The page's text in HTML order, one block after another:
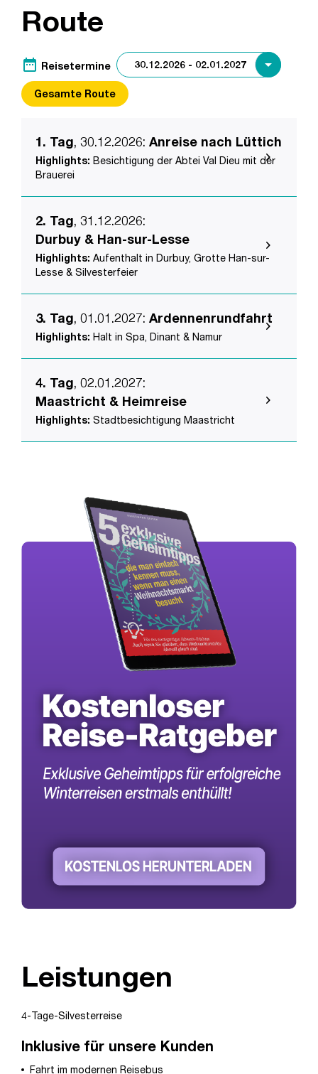
Route
date_range Reisetermine
Gesamte Route
1. Tag, 30.12.2026: Anreise nach Lüttich
Highlights: Besichtigung der Abtei Val Dieu mit der
Brauerei
2. Tag, 31.12.2026:
Durbuy & Han-sur-Lesse
Highlights: Aufenthalt in Durbuy, Grotte Han-sur-
Lesse & Silvesterfeier
3. Tag, 01.01.2027: Ardennenrundfahrt
Highlights: Halt in Spa, Dinant & Namur
4. Tag, 02.01.2027:
Maastricht & Heimreise
Highlights: Stadtbesichtigung Maastricht
Leistungen
4-Tage-Silvesterreise
Inklusive für unsere Kunden
Fahrt im modernen Reisebus